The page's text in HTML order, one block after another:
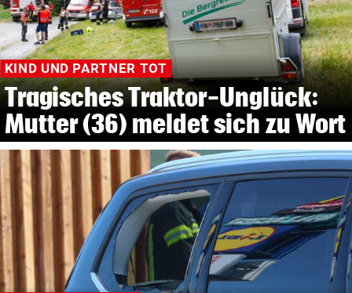
KIND UND PARTNER TOT
Tragisches Traktor-Unglück:
Mutter (36) meldet sich zu Wort